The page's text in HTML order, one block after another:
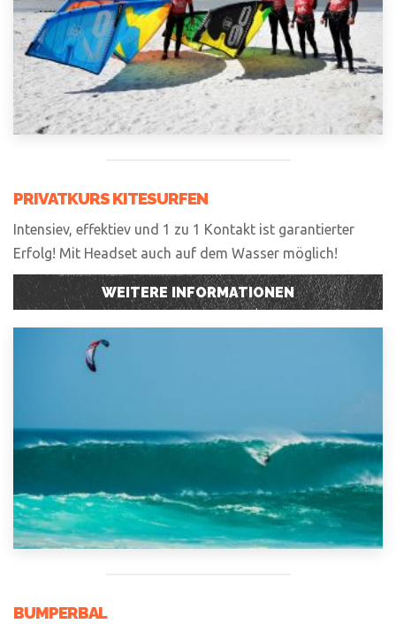
PRIVATKURS KITESURFEN
Intensiev, effektiev und 1 zu 1 Kontakt ist garantierter
Erfolg! Mit Headset auch auf dem Wasser möglich!
WEITERE INFORMATIONEN
BUMPERBAL